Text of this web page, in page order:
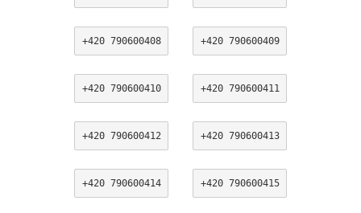
+420 790600408 +420 790600409
+420 790600410 +420 790600411
+420 790600412 +420 790600413
+420 790600414 +420 790600415